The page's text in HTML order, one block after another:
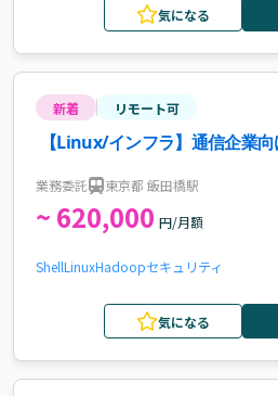
気になる
新着 リモート可
【Linux/インフラ】通信企業
業務委託 東京都 飯田橋駅
~ 620,000 円/月額
ShellLinuxHadoopセキュリティ
気になる